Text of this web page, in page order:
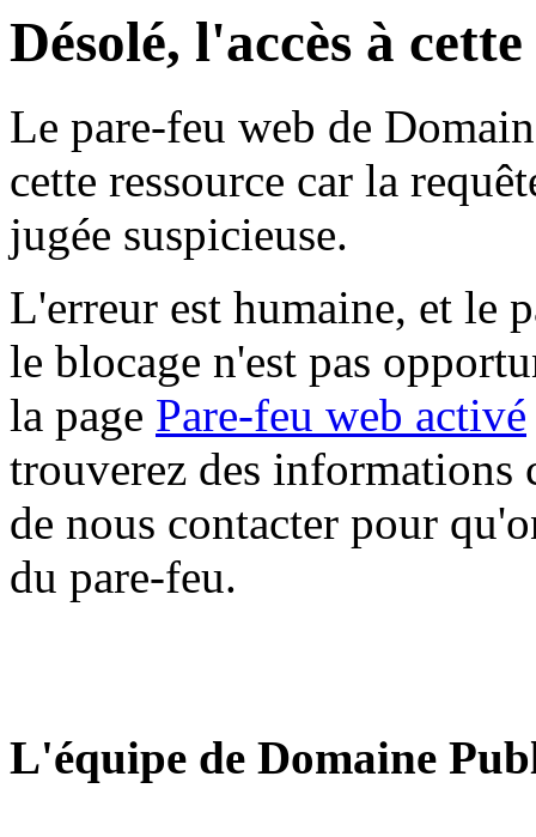
Désolé, l'accès à
Le pare-feu web de
cette ressource car la
jugée suspicieuse.
L'erreur est humaine, et le
le blocage n'est pas
la page Pare-feu web activé
trouverez des informations
de nous contacter pour
du pare-feu.
L'équipe de Domaine